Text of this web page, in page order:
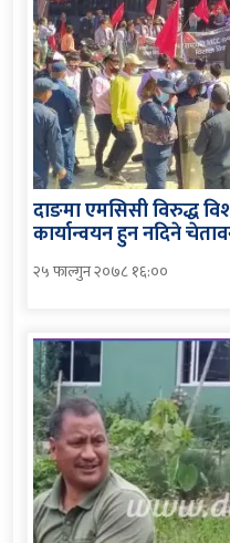
दाङमा एमसिसी विरुद्ध
कार्यान्वयन हुन नदिने
२५ फाल्गुन २०७८ १६:००